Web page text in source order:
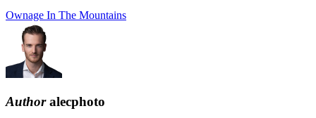
Ownage In The Mountains
Authoralecphoto